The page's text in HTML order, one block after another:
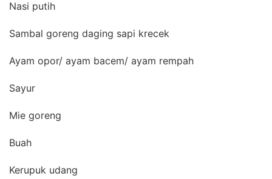
Nasi putih
Sambal goreng daging sapi krecek
Ayam opor/ ayam bacem/ ayam rempah
Sayur
Mie goreng
Buah
Kerupuk udang